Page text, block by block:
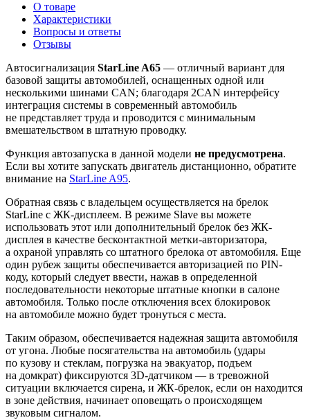
О товаре
Характеристики
Вопросы и ответы
Отзывы
Автосигнализация StarLine A65 — отличный вариант для
базовой защиты автомобилей, оснащенных одной или
несколькими шинами CAN; благодаря 2CAN интерфейсу
интеграция системы в современный автомобиль
не представляет труда и проводится с минимальным
вмешательством в штатную проводку.
Функция автозапуска в данной модели не предусмотрена.
Если вы хотите запускать двигатель дистанционно, обратите
внимание на StarLine A95.
Обратная связь с владельцем осуществляется на брелок
StarLine с ЖК-дисплеем. В режиме Slave вы можете
использовать этот или дополнительный брелок без ЖК-
дисплея в качестве бесконтактной метки-авторизатора,
а охраной управлять со штатного брелока от автомобиля. Еще
один рубеж защиты обеспечивается авторизацией по PIN-
коду, который следует ввести, нажав в определенной
последовательности некоторые штатные кнопки в салоне
автомобиля. Только после отключения всех блокировок
на автомобиле можно будет тронуться с места.
Таким образом, обеспечивается надежная защита автомобиля
от угона. Любые посягательства на автомобиль (удары
по кузову и стеклам, погрузка на эвакуатор, подъем
на домкрат) фиксируются 3D-датчиком — в тревожной
ситуации включается сирена, и ЖК-брелок, если он находится
в зоне действия, начинает оповещать о происходящем
звуковым сигналом.